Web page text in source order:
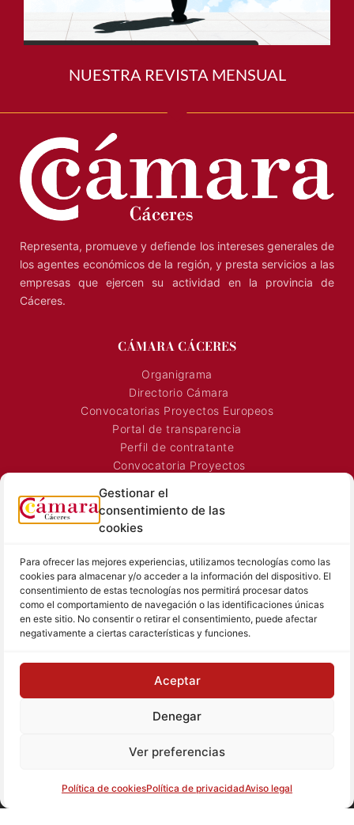
Gestionar el
consentimiento de las
cookies
Para ofrecer las mejores experiencias, utilizamos tecnologías como las
cookies para almacenar y/o acceder a la información del dispositivo. El
consentimiento de estas tecnologías nos permitirá procesar datos
como el comportamiento de navegación o las identificaciones únicas
en este sitio. No consentir o retirar el consentimiento, puede afectar
negativamente a ciertas características y funciones.
Aceptar
Denegar
Ver preferencias
Política de cookiesPolítica de privacidadAviso legal
NUESTRA REVISTA MENSUAL
Representa, promueve y defiende los intereses generales de
los agentes económicos de la región, y presta servicios a las
empresas que ejercen su actividad en la provincia de
Cáceres.
CÁMARA CÁCERES
Organigrama
Directorio Cámara
Convocatorias Proyectos Europeos
Portal de transparencia
Perfil de contratante
Convocatoria Proyectos
Señalización Comercial
Contacto
SALA DE PRENSA
Noticias Cámara
Sala de prensa
Hemeroteca
TEXTOS LEGALES
Aviso Legal
Política de Privacidad
Política de Cookies
© Cámara de Comercio de Cáceres
Tu proyecto, nuestro reto